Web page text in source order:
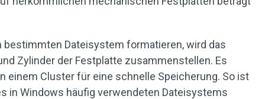
bestimmten Dateisystem formatieren, wird das
Zylinder der Festplatte zusammenstellen. Es
einem Cluster für eine schnelle Speicherung. So ist
in Windows häufig verwendeten Dateisystems